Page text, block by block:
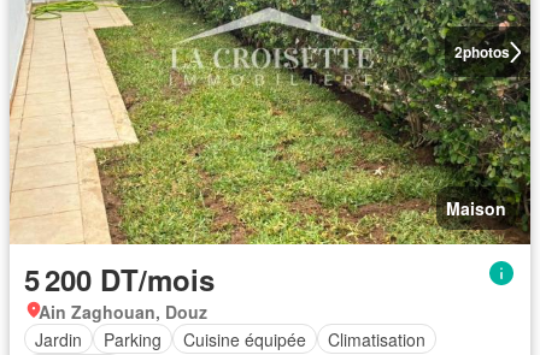
2photos
Maison
5 200 DT/mois
Ain Zaghouan, Douz
Jardin
Parking Cuisine équipée
Climatisation